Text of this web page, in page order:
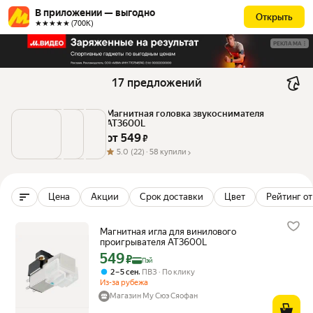
В приложении — выгодно
★★★★★ (700К)
Открыть
РЕКЛАМА
17 предложений
Магнитная головка звукоснимателя
AT3600L
от 549 ₽
5.0 (22) · 58 купили
Цена Акции Срок доставки Цвет Рейтинг
Магнитная игла для винилового
проигрывателя AT3600L
Цена с картой Яндекс Пэй 549 ₽ вместо
549₽ Пэй
2 – 5 сен, ПВЗ
По клику
Из-за рубежа
Магазин Му Сюэ Сяофан